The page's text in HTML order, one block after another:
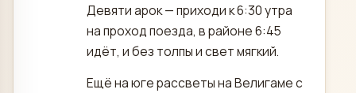
Девяти арок — приходи к 6:30 утра
на проход поезда, в районе 6:45
идёт, и без толпы и свет мягкий.
Ещё на юге рассветы на Велигаме с